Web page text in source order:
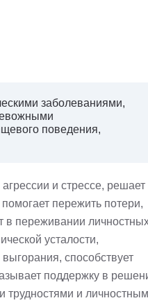
заболеваниями,
поведения,
и стрессе, решает
пережить потери,
в переживании
усталости,
способствует
поддержку в
трудностями и личностным